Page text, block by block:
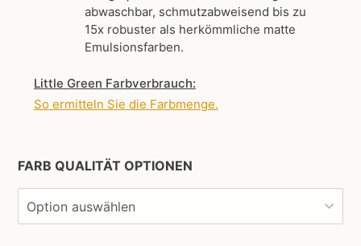
abwaschbar, schmutzabweisend bis zu
15x robuster als herkömmliche matte
Emulsionsfarben.
Little Green Farbverbrauch:
So ermitteln Sie die Farbmenge.
FARB QUALITÄT OPTIONEN